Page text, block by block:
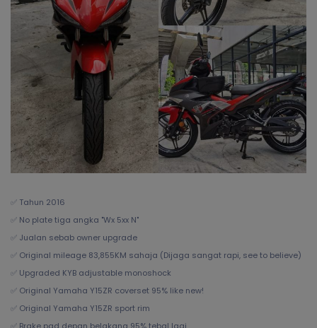
✅ Tahun 2016
✅ No plate tiga angka "Wx 5xx N"
✅ Jualan sebab owner upgrade
✅ Original mileage 83,855KM sahaja (Dijaga sangat rapi, see to believe)
✅ Upgraded KYB adjustable monoshock
✅ Original Yamaha Y15ZR coverset 95% like new!
✅ Original Yamaha Y15ZR sport rim
✅ Brake pad depan belakang 95% tebal lagi